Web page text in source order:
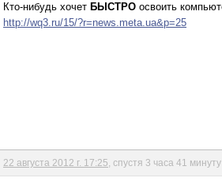
Кто-нибудь хочет БЫСТРО освоить
http://wq3.ru/15/?r=news.meta.ua&p=25
22 августа 2012 г. 17:25 , спустя 3 часа 41